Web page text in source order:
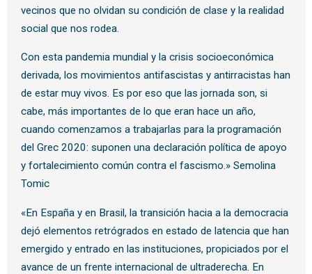
vecinos que no olvidan su condición de clase y la realidad
social que nos rodea.
Con esta pandemia mundial y la crisis socioeconómica
derivada, los movimientos antifascistas y antirracistas han
de estar muy vivos. Es por eso que las jornada son, si
cabe, más importantes de lo que eran hace un año,
cuando comenzamos a trabajarlas para la programación
del Grec 2020: suponen una declaración política de apoyo
y fortalecimiento común contra el fascismo.» Semolina
Tomic
«En España y en Brasil, la transición hacia a la democracia
dejó elementos retrógrados en estado de latencia que han
emergido y entrado en las instituciones, propiciados por el
avance de un frente internacional de ultraderecha. En